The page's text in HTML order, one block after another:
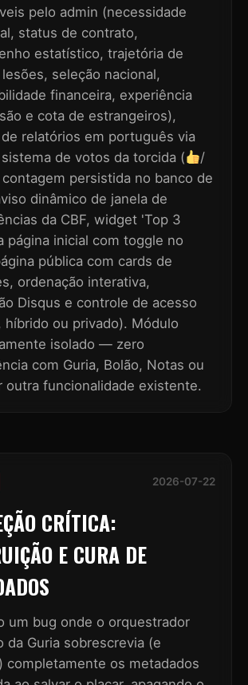
pelo admin (necessidade
status de contrato,
estatístico, trajetória de
seleção nacional,
financeira, experiência
e cota de estrangeiros),
relatórios em português via
sistema de votos da torcida (
/
persistida no banco de
dinâmico de janela de
da CBF, widget 'Top 3
página inicial com toggle no
pública com cards de
ordenação interativa,
Disqus e controle de acesso
híbrido ou privado). Módulo
isolado — zero
com Guria, Bolão, Notas ou
outra funcionalidade existente.
2026-07-22
CRÍTICA:
E CURA DE
um bug onde o orquestrador
da Guria sobrescrevia (e
completamente os metadados